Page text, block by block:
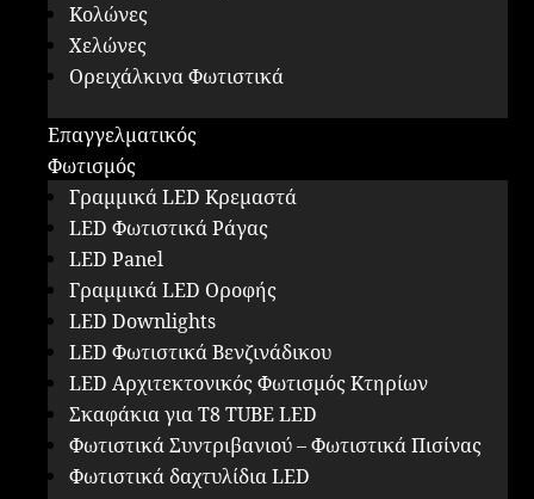
Κολώνες
Χελώνες
Ορειχάλκινα Φωτιστικά
Επαγγελματικός
Φωτισμός
Γραμμικά LED Κρεμαστά
LED Φωτιστικά Ράγας
LED Panel
Γραμμικά LED Οροφής
LED Downlights
LED Φωτιστικά Βενζινάδικου
LED Αρχιτεκτονικός Φωτισμός Κτηρίων
Σκαφάκια για Τ8 ΤUBE LED
Φωτιστικά Συντριβανιού – Φωτιστικά Πισίνας
Φωτιστικά δαχτυλίδια LED